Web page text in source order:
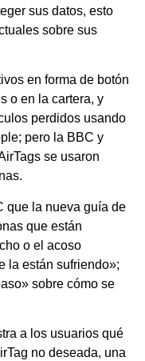
sus datos, esto
sobre sus
en forma de botón
o en la cartera, y
perdidos usando
pero la BBC y
se usaron
que la nueva guía de
que están
o el acoso
la están sufriendo»;
sobre cómo se
a los usuarios qué
no deseada, una